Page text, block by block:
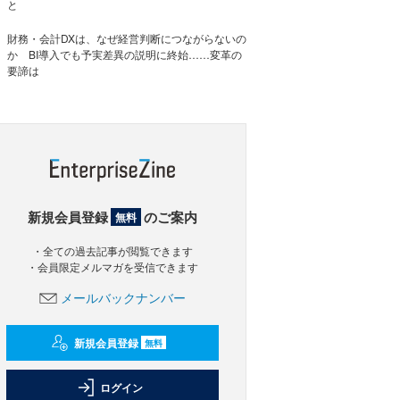
と
財務・会計DXは、なぜ経営判断につながらないの
か BI導入でも予実差異の説明に終始……変革の
要諦は
新規会員登録 無料 のご案内
・全ての過去記事が閲覧できます
・会員限定メルマガを受信できます
メールバックナンバー
新規会員登録 無料
ログイン